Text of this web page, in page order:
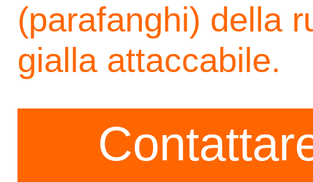
(parafanghi) della
gialla attaccabile.